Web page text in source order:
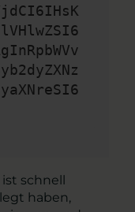
schnell
haben,